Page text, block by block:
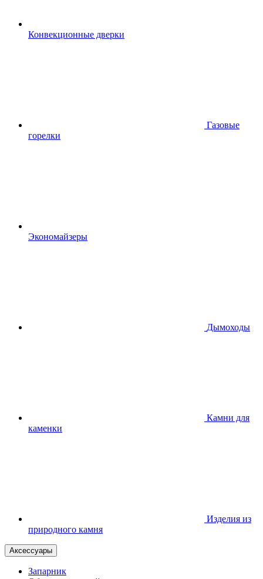
Конвекционные дверки
Газовые
горелки
Экономайзеры
Дымоходы
Камни для
каменки
Изделия из
природного камня
Аксессуары
Запарник